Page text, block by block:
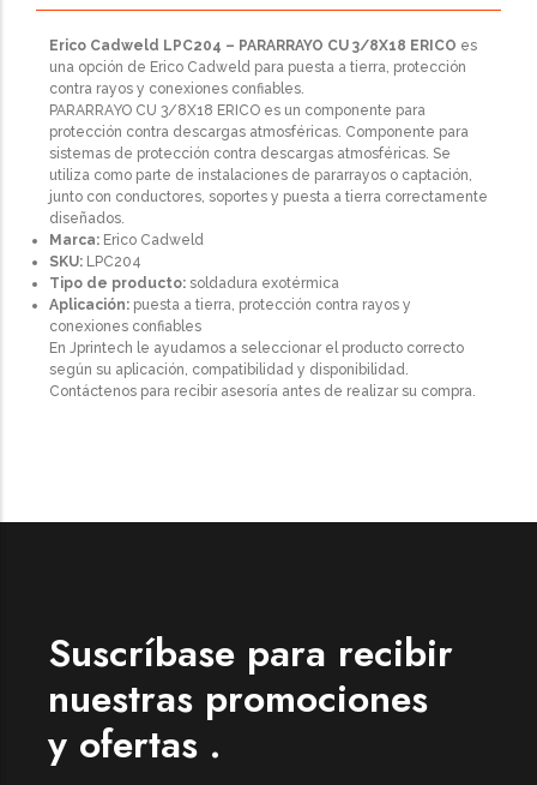
Erico Cadweld LPC204 – PARARRAYO CU 3/8X18 ERICO es
una opción de Erico Cadweld para puesta a tierra, protección
contra rayos y conexiones confiables.
PARARRAYO CU 3/8X18 ERICO es un componente para
protección contra descargas atmosféricas. Componente para
sistemas de protección contra descargas atmosféricas. Se
utiliza como parte de instalaciones de pararrayos o captación,
junto con conductores, soportes y puesta a tierra correctamente
diseñados.
Marca: Erico Cadweld
SKU: LPC204
Tipo de producto: soldadura exotérmica
Aplicación: puesta a tierra, protección contra rayos y
conexiones confiables
En Jprintech le ayudamos a seleccionar el producto correcto
según su aplicación, compatibilidad y disponibilidad.
Contáctenos para recibir asesoría antes de realizar su compra.
Suscríbase para recibir
nuestras promociones
y ofertas .